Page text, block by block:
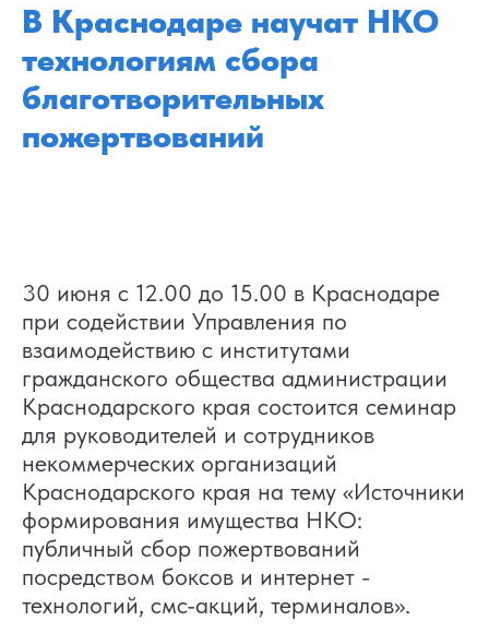
В Краснодаре научат НКО
технологиям сбора
благотворительных
пожертвований
30 июня с 12.00 до 15.00 в Краснодаре
при содействии Управления по
взаимодействию с институтами
гражданского общества администрации
Краснодарского края состоится семинар
для руководителей и сотрудников
некоммерческих организаций
Краснодарского края на тему «Источники
формирования имущества НКО:
публичный сбор пожертвований
посредством боксов и интернет -
технологий, смс-акций, терминалов».